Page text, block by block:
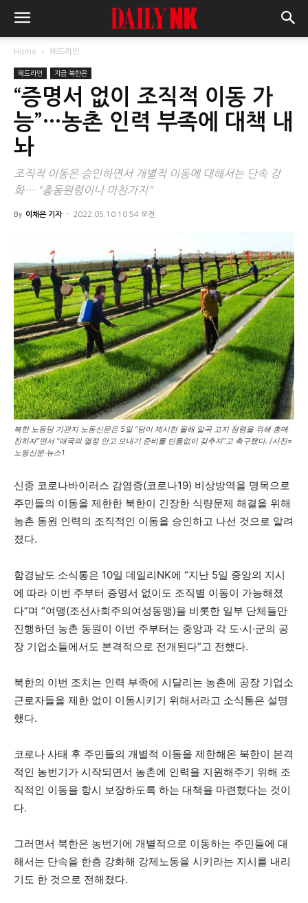
Home 헤드라인
헤드라인 지금 북한은
“증명서 없이 조직적 이동 가
능”…농촌 인력 부족에 대책 내
놔
조직적 이동은 승인하면서 개별적 이동에 대해서는 단속 강
화… "총동원령이나 마찬가지"
By 이채은 기자 - 2022.05.10 10:54 오전
북한 노동당 기관지 노동신문은 5일 “당이 제시한 올해 알곡 고지 점령을 위해 총매
진하자”면서 “애국의 열정 안고 모내기 준비를 빈틈없이 갖추자”고 촉구했다. /사진=
노동신문·뉴스1
신종 코로나바이러스 감염증(코로나19) 비상방역을 명목으로
주민들의 이동을 제한한 북한이 긴장한 식량문제 해결을 위해
농촌 동원 인력의 조직적인 이동을 승인하고 나선 것으로 알려
졌다.
함경남도 소식통은 10일 데일리NK에 “지난 5일 중앙의 지시
에 따라 이번 주부터 증명서 없이도 조직별 이동이 가능해졌
다”며 “여맹(조선사회주의여성동맹)을 비롯한 일부 단체들만
진행하던 농촌 동원이 이번 주부터는 중앙과 각 도·시·군의 공
장 기업소들에서도 본격적으로 전개된다”고 전했다.
북한의 이번 조치는 인력 부족에 시달리는 농촌에 공장 기업소
근로자들을 제한 없이 이동시키기 위해서라고 소식통은 설명
했다.
코로나 사태 후 주민들의 개별적 이동을 제한해온 북한이 본격
적인 농번기가 시작되면서 농촌에 인력을 지원해주기 위해 조
직적인 이동을 항시 보장하도록 하는 대책을 마련했다는 것이
다.
그러면서 북한은 농번기에 개별적으로 이동하는 주민들에 대
해서는 단속을 한층 강화해 강제노동을 시키라는 지시를 내리
기도 한 것으로 전해졌다.